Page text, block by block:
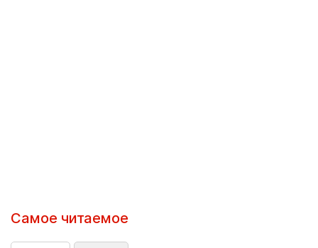
Самое читаемое